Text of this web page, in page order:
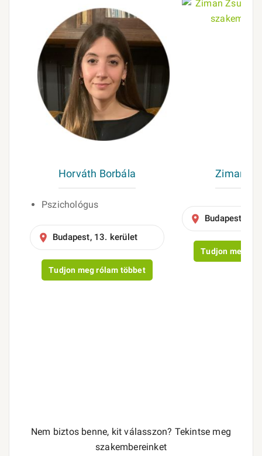
Horváth Borbála
Pszichológus
Budapest, 13. kerület
Tudjon meg rólam többet
Ziman
Budapest,
Tudjon meg
Nem biztos benne, kit válasszon? Tekintse meg
szakembereinket